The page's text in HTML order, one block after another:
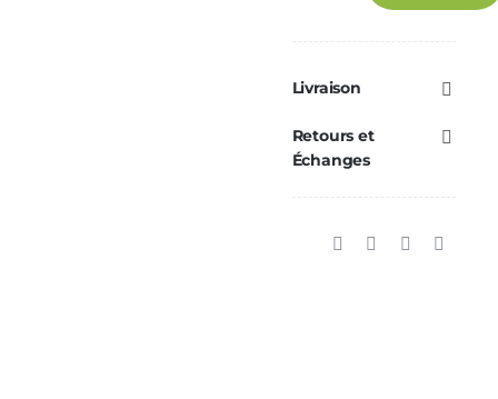
encastrable
—
Livraison
Retours et
Échanges